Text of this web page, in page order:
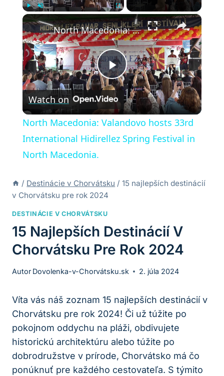
Play Fullscreen ×
Play
Video
North Macedonia: Valandovo hosts 33rd International Hidirellez Spring Festival in North Macedonia.
Watch on
North Macedonia: Valandovo hosts 33rd
International Hidirellez Spring Festival in
North Macedonia.
/ Destinácie v Chorvátsku / 15 najlepších destinácií
v Chorvátsku pre rok 2024
DESTINÁCIE V CHORVÁTSKU
15 Najlepších Destinácií V
Chorvátsku Pre Rok 2024
Autor Dovolenka-v-Chorvátsku.sk 2. júla 2024
Víta vás ​náš‍ zoznam 15 ⁢najlepších destinácií v
Chorvátsku pre rok 2024! Či⁤ už⁣ túžite po
pokojnom oddychu na pláži, obdivujete
historickú architektúru alebo túžite ‍po
dobrodružstve v prírode, Chorvátsko⁣ má​ čo
ponúknuť​ pre každého ‌cestovateľa. ​S týmito